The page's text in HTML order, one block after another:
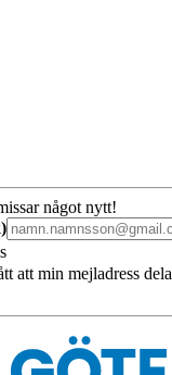
något nytt!
att min mejladress